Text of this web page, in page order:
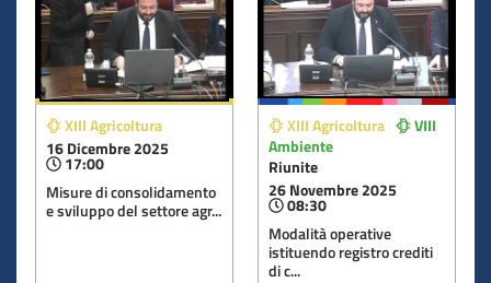
XIII Agricoltura
16 Dicembre 2025
17:00
Misure di consolidamento
e sviluppo del settore agr...
XIII Agricoltura
VIII
Ambiente
Riunite
26 Novembre 2025
08:30
Modalità operative
istituendo registro crediti
di c...